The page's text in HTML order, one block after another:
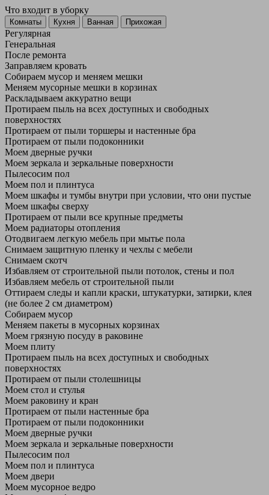
Что входит в уборку
Регу­лярная
Гене­ральная
После ремонта
Заправляем кровать
Собираем мусор и меняем мешки
Меняем мусорные мешки в корзинах
Раскладываем аккуратно вещи
Протираем пыль на всех доступных и свободных
поверхностях
Протираем от пыли торшеры и настенные бра
Протираем от пыли подоконники
Моем дверные ручки
Моем зеркала и зеркальные поверхности
Пылесосим пол
Моем пол и плинтуса
Моем шкафы и тумбы внутри при условии, что они пустые
Моем шкафы сверху
Протираем от пыли все крупные предметы
Моем радиаторы отопления
Отодвигаем легкую мебель при мытье пола
Снимаем защитную пленку и чехлы с мебели
Снимаем скотч
Избавляем от строительной пыли потолок, стены и пол
Избавляем мебель от строительной пыли
Оттираем следы и капли краски, штукатурки, затирки, клея
(не более 2 см диаметром)
Собираем мусор
Меняем пакеты в мусорных корзинах
Моем грязную посуду в раковине
Моем плиту
Протираем пыль на всех доступных и свободных
поверхностях
Протираем от пыли столешницы
Моем стол и стулья
Моем раковину и кран
Протираем от пыли настенные бра
Протираем от пыли подоконники
Моем дверные ручки
Моем зеркала и зеркальные поверхности
Пылесосим пол
Моем пол и плинтуса
Моем двери
Моем мусорное ведро